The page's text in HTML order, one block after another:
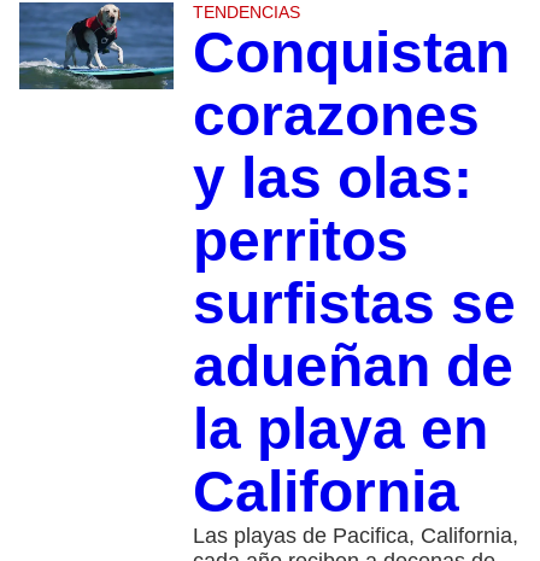
TENDENCIAS
Conquistan
corazones
y las olas:
perritos
surfistas se
adueñan de
la playa en
California
Las playas de Pacifica, California,